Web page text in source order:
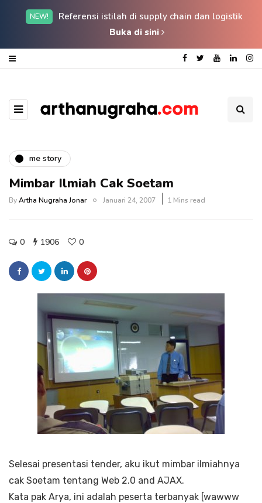
NEW!
Referensi istilah di supply chain dan logistik
Buka di sini
me story
Mimbar Ilmiah Cak Soetam
ByArtha Nugraha Jonar Januari 24, 2007 1 Mins read
0 1906 0
Selesai presentasi tender, aku ikut mimbar ilmiahnya
cak Soetam tentang Web 2.0 and AJAX.
Kata pak Arya, ini adalah peserta terbanyak [wawww